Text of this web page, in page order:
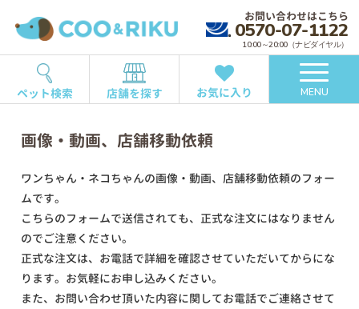
お問い合わせはこちら
0570-07-1122
10:00～20:00（ナビダイヤル）
ペット検索 店舗を探す お気に入り MENU
画像・動画、店舗移動依頼
ワンちゃん・ネコちゃんの画像・動画、店舗移動依頼のフォー
ムです。
こちらのフォームで送信されても、正式な注文にはなりません
のでご注意ください。
正式な注文は、お電話で詳細を確認させていただいてからにな
ります。お気軽にお申し込みください。
また、お問い合わせ頂いた内容に関してお電話でご連絡させて